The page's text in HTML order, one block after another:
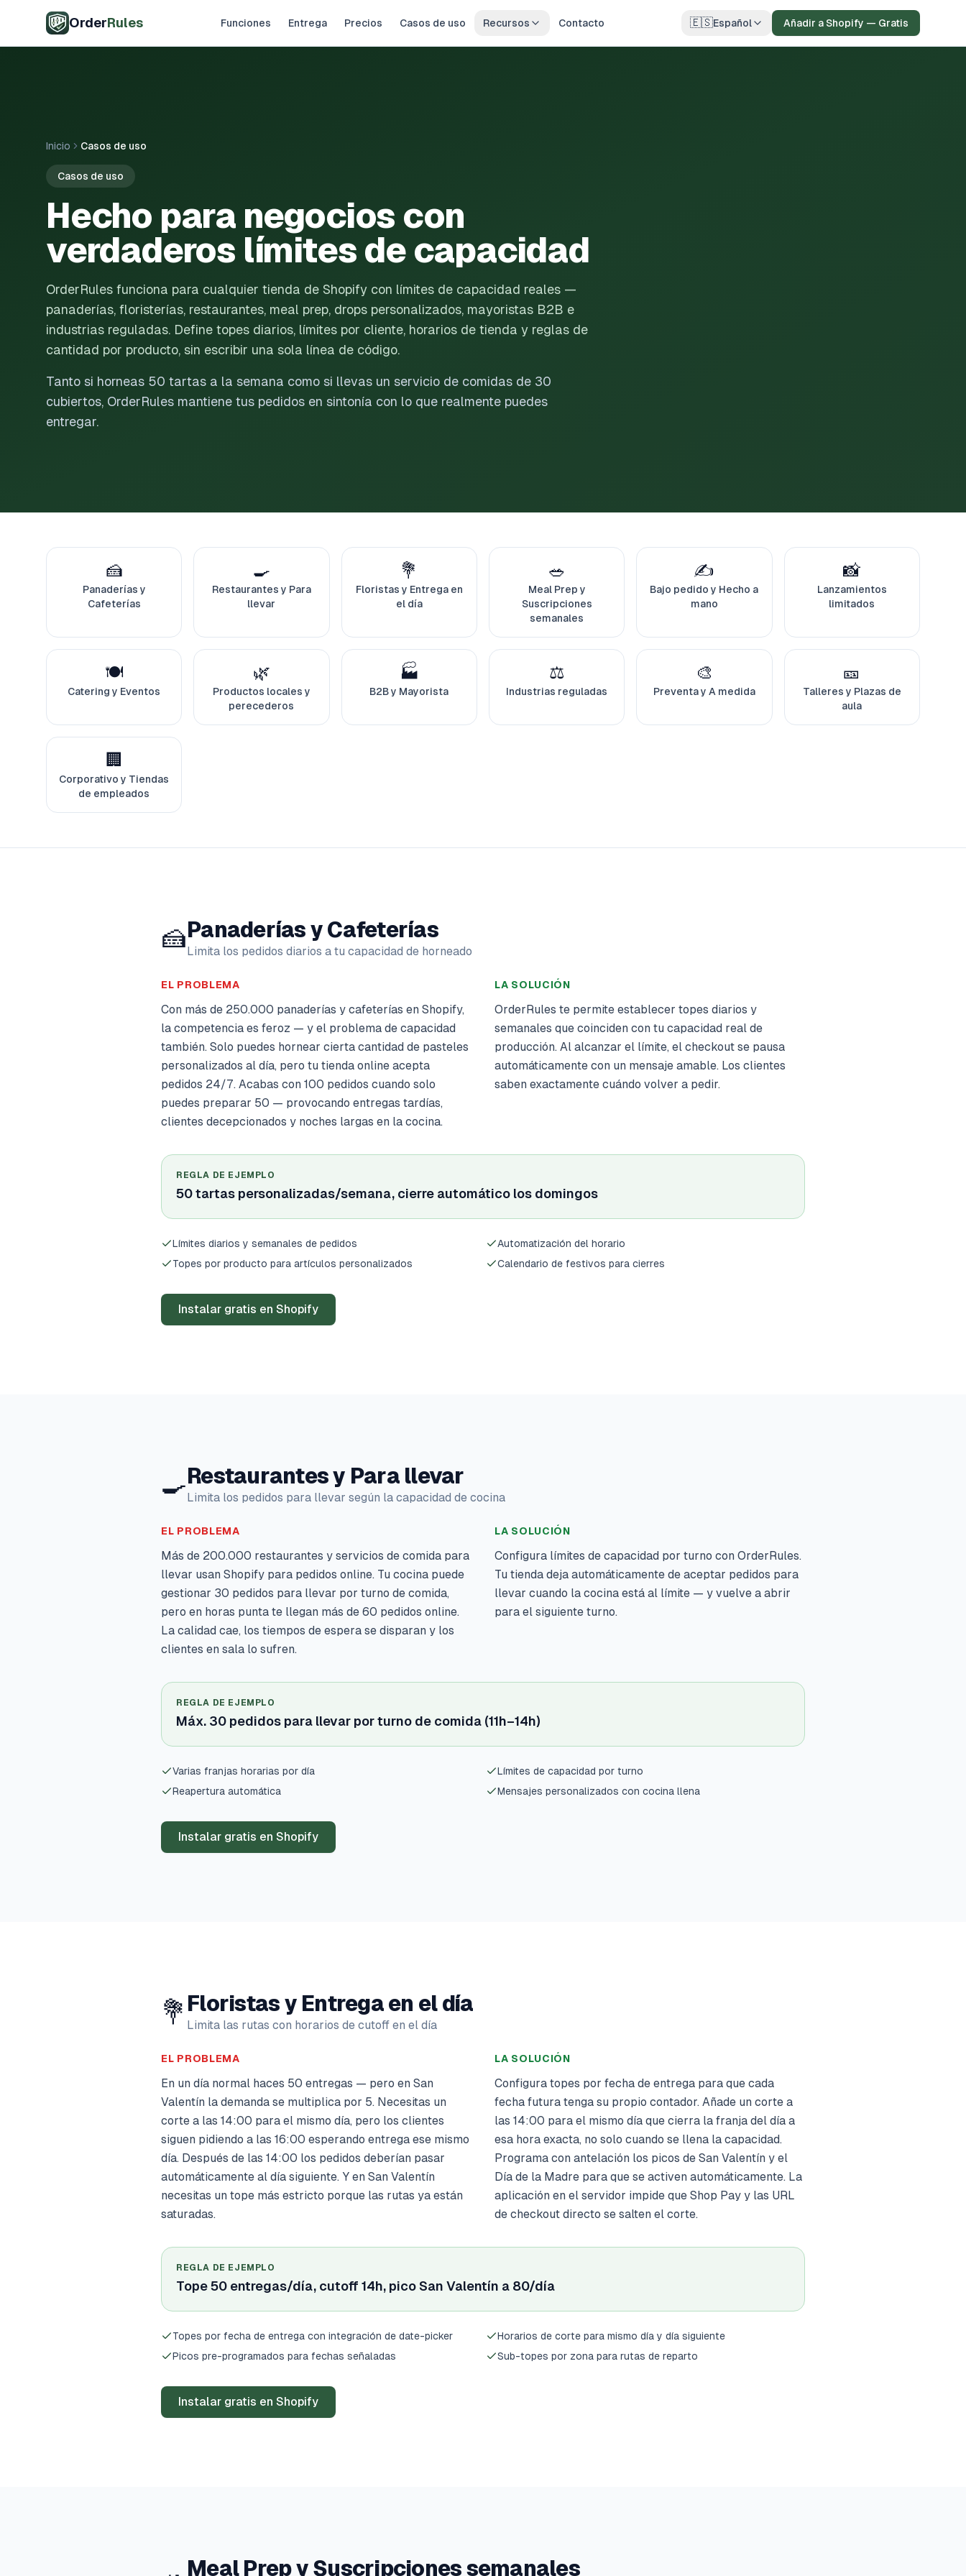
OrderRules Funciones Entrega Precios Casos de uso Recursos Contacto 🇪🇸Español Añadir a Shopify — Gratis
Inicio Casos de uso
Casos de uso
Hecho para negocios con
verdaderos límites de capacidad
OrderRules funciona para cualquier tienda de Shopify con límites de capacidad reales —
panaderías, floristerías, restaurantes, meal prep, drops personalizados, mayoristas B2B e
industrias reguladas. Define topes diarios, límites por cliente, horarios de tienda y reglas de
cantidad por producto, sin escribir una sola línea de código.
Tanto si horneas 50 tartas a la semana como si llevas un servicio de comidas de 30
cubiertos, OrderRules mantiene tus pedidos en sintonía con lo que realmente puedes
entregar.
🍰
Panaderías y
Cafeterías
🍳
Restaurantes y Para
llevar
💐
Floristas y Entrega en
el día
🥗
Meal Prep y
Suscripciones
semanales
✍️
Bajo pedido y Hecho a
mano
📸
Lanzamientos
limitados
🍽️
Catering y Eventos
🌿
Productos locales y
perecederos
🏭
B2B y Mayorista
⚖️
Industrias reguladas
🎨
Preventa y A medida
🎫
Talleres y Plazas de
aula
🏢
Corporativo y Tiendas
de empleados
🍰Panaderías y Cafeterías
Limita los pedidos diarios a tu capacidad de horneado
EL PROBLEMA
Con más de 250.000 panaderías y cafeterías en Shopify,
la competencia es feroz — y el problema de capacidad
también. Solo puedes hornear cierta cantidad de pasteles
personalizados al día, pero tu tienda online acepta
pedidos 24/7. Acabas con 100 pedidos cuando solo
puedes preparar 50 — provocando entregas tardías,
clientes decepcionados y noches largas en la cocina.
LA SOLUCIÓN
OrderRules te permite establecer topes diarios y
semanales que coinciden con tu capacidad real de
producción. Al alcanzar el límite, el checkout se pausa
automáticamente con un mensaje amable. Los clientes
saben exactamente cuándo volver a pedir.
REGLA DE EJEMPLO
50 tartas personalizadas/semana, cierre automático los domingos
Límites diarios y semanales de pedidos
Automatización del horario
Topes por producto para artículos personalizados
Calendario de festivos para cierres
Instalar gratis en Shopify
🍳Restaurantes y Para llevar
Limita los pedidos para llevar según la capacidad de cocina
EL PROBLEMA
Más de 200.000 restaurantes y servicios de comida para
llevar usan Shopify para pedidos online. Tu cocina puede
gestionar 30 pedidos para llevar por turno de comida,
pero en horas punta te llegan más de 60 pedidos online.
La calidad cae, los tiempos de espera se disparan y los
clientes en sala lo sufren.
LA SOLUCIÓN
Configura límites de capacidad por turno con OrderRules.
Tu tienda deja automáticamente de aceptar pedidos para
llevar cuando la cocina está al límite — y vuelve a abrir
para el siguiente turno.
REGLA DE EJEMPLO
Máx. 30 pedidos para llevar por turno de comida (11h–14h)
Varias franjas horarias por día
Límites de capacidad por turno
Reapertura automática
Mensajes personalizados con cocina llena
Instalar gratis en Shopify
💐 Floristas y Entrega en el día
Limita las rutas con horarios de cutoff en el día
EL PROBLEMA
En un día normal haces 50 entregas — pero en San
Valentín la demanda se multiplica por 5. Necesitas un
corte a las 14:00 para el mismo día, pero los clientes
siguen pidiendo a las 16:00 esperando entrega ese mismo
día. Después de las 14:00 los pedidos deberían pasar
automáticamente al día siguiente. Y en San Valentín
necesitas un tope más estricto porque las rutas ya están
saturadas.
LA SOLUCIÓN
Configura topes por fecha de entrega para que cada
fecha futura tenga su propio contador. Añade un corte a
las 14:00 para el mismo día que cierra la franja del día a
esa hora exacta, no solo cuando se llena la capacidad.
Programa con antelación los picos de San Valentín y el
Día de la Madre para que se activen automáticamente. La
aplicación en el servidor impide que Shop Pay y las URL
de checkout directo se salten el corte.
REGLA DE EJEMPLO
Tope 50 entregas/día, cutoff 14h, pico San Valentín a 80/día
Topes por fecha de entrega con integración de date-picker
Horarios de corte para mismo día y día siguiente
Picos pre-programados para fechas señaladas
Sub-topes por zona para rutas de reparto
Instalar gratis en Shopify
Meal Prep y Suscripciones semanales